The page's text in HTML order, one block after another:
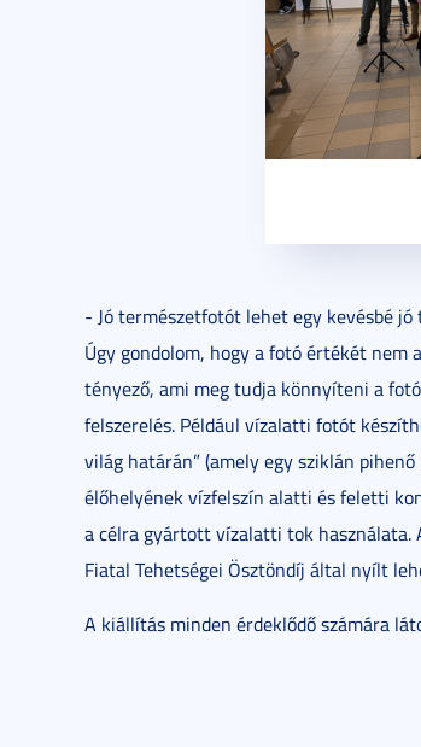
- Jó természetfotót lehet egy kevésbé
Úgy gondolom, hogy a fotó értékét nem
tényező, ami meg tudja könnyíteni a
felszerelés. Például vízalatti fotót
világ határán” (amely egy sziklán
élőhelyének vízfelszín alatti és feletti
a célra gyártott vízalatti tok használata.
Fiatal Tehetségei Ösztöndíj által nyílt
A kiállítás minden érdeklődő számára